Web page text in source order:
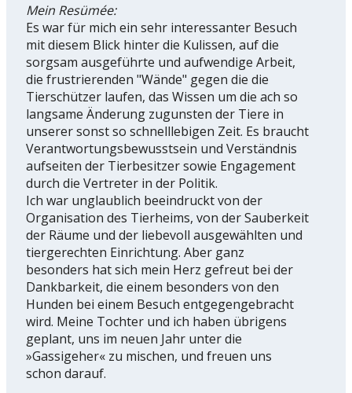
Mein Resümée:
Es war für mich ein sehr interessanter Besuch
mit diesem Blick hinter die Kulissen, auf die
sorgsam ausgeführte und aufwendige Arbeit,
die frustrierenden "Wände" gegen die die
Tierschützer laufen, das Wissen um die ach so
langsame Änderung zugunsten der Tiere in
unserer sonst so schnelllebigen Zeit. Es braucht
Verantwortungsbewusstsein und Verständnis
aufseiten der Tierbesitzer sowie Engagement
durch die Vertreter in der Politik.
Ich war unglaublich beeindruckt von der
Organisation des Tierheims, von der Sauberkeit
der Räume und der liebevoll ausgewählten und
tiergerechten Einrichtung. Aber ganz
besonders hat sich mein Herz gefreut bei der
Dankbarkeit, die einem besonders von den
Hunden bei einem Besuch entgegengebracht
wird. Meine Tochter und ich haben übrigens
geplant, uns im neuen Jahr unter die
»Gassigeher« zu mischen, und freuen uns
schon darauf.